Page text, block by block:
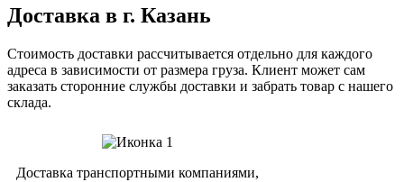
Доставка в г. Казань
Стоимость доставки рассчитывается отдельно для каждого
адреса в зависимости от размера груза. Клиент может сам
заказать сторонние службы доставки и забрать товар с нашего
склада.
Доставка транспортными компаниями,